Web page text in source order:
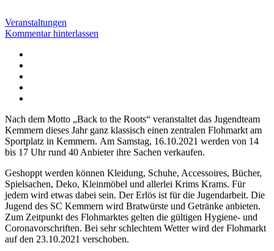
Veranstaltungen
Kommentar hinterlassen
Nach dem Motto „Back to the Roots“ veranstaltet das Jugendteam
Kemmern dieses Jahr ganz klassisch einen zentralen Flohmarkt am
Sportplatz in Kemmern. Am Samstag, 16.10.2021 werden von 14
bis 17 Uhr rund 40 Anbieter ihre Sachen verkaufen.
Geshoppt werden können Kleidung, Schuhe, Accessoires, Bücher,
Spielsachen, Deko, Kleinmöbel und allerlei Krims Krams. Für
jedem wird etwas dabei sein. Der Erlös ist für die Jugendarbeit. Die
Jugend des SC Kemmern wird Bratwürste und Getränke anbieten.
Zum Zeitpunkt des Flohmarktes gelten die gültigen Hygiene- und
Coronavorschriften. Bei sehr schlechtem Wetter wird der Flohmarkt
auf den 23.10.2021 verschoben.